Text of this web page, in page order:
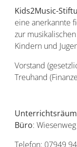
Kids2Music-
eine anerkannte
zur
Kindern und
Vorstand
Treuhand
Büro:
Telefon: 07949